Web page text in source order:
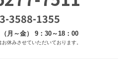
3588-1355
月～金） 9：30～18：00
休みさせていただいております。